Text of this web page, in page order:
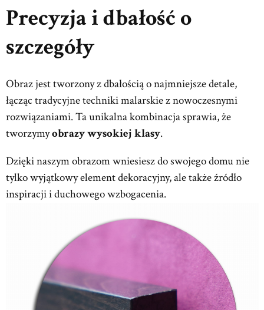
Precyzja i dbałość o
szczegóły
Obraz jest tworzony z dbałością o najmniejsze detale,
łącząc tradycyjne techniki malarskie z nowoczesnymi
rozwiązaniami. Ta unikalna kombinacja sprawia, że
tworzymyobrazy wysokiej klasy.
Dzięki naszym obrazom wniesiesz do swojego domu nie
tylko wyjątkowy element dekoracyjny, ale także źródło
inspiracji i duchowego wzbogacenia.